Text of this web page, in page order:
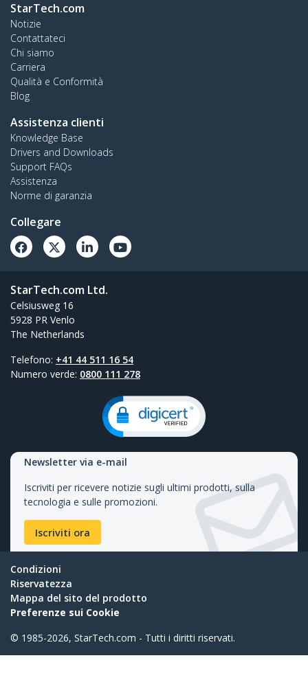
StarTech.com
Notizie
Contattateci
Chi siamo
Carriera
Qualità e Conformità
Blog
Assistenza clienti
Knowledge Base
Drivers and Downloads
Support FAQs
Assistenza
Norme di garanzia
Collegare
StarTech.com Ltd.
Celsiusweg 16
5928 PR Venlo
The Netherlands
Telefono: +41 44 511 16 54
Numero verde: 0800 111 278
Newsletter via e-mail
Iscriviti per ricevere notizie sugli ultimi prodotti, sulla
tecnologia e sulle promozioni.
Iscriviti ora
Condizioni
Riservatezza
Mappa del sito del prodotto
Preferenze sui Cookie
© 1985-2026, StarTech.com - Tutti i diritti riservati.